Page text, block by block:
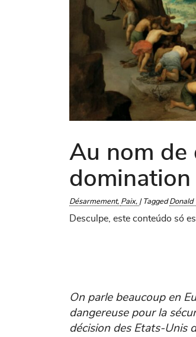
Au nom de
domination
Désarmement Paix | TaggedDonald
Desculpe, este conteúdo só
On parle beaucoup en
dangereuse pour la
décision des Etats-Unis